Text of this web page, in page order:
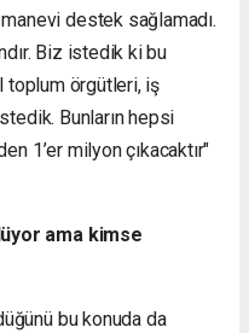
destek sağlamadı.
Biz istedik ki bu
toplum örgütleri, iş
Bunların hepsi
1’er milyon çıkacaktır"
ama kimse
bu konuda da